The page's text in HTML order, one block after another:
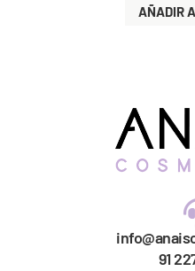
AÑADIR
91